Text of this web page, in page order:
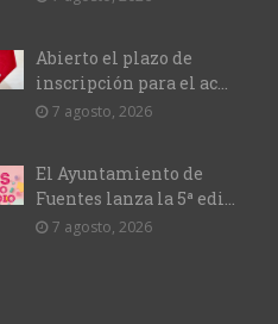
Abierto el plazo de
inscripción para el ac...
7 agosto, 2026
El Ayuntamiento de
Fuentes lanza la 5ª edi...
7 agosto, 2026